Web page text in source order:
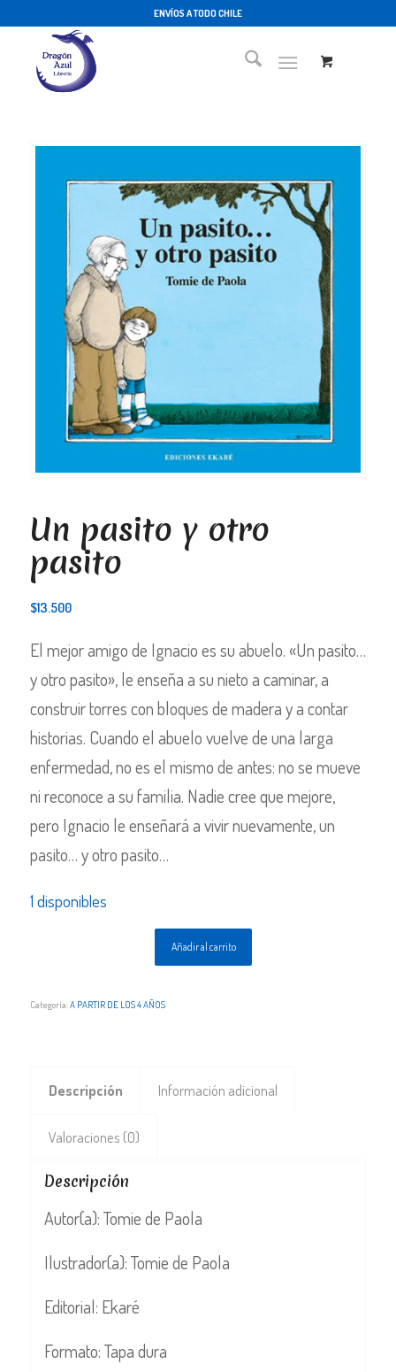
ENVÍOS A TODO CHILE
Un pasito y otro
pasito
$13.500
El mejor amigo de Ignacio es su abuelo. «Un pasito…
y otro pasito», le enseña a su nieto a caminar, a
construir torres con bloques de madera y a contar
historias. Cuando el abuelo vuelve de una larga
enfermedad, no es el mismo de antes: no se mueve
ni reconoce a su familia. Nadie cree que mejore,
pero Ignacio le enseñará a vivir nuevamente, un
pasito… y otro pasito…
1 disponibles
Añadir al carrito
Categoría:A PARTIR DE LOS 4 AÑOS
Descripción Información adicional
Valoraciones (0)
Descripción
Autor(a): Tomie de Paola
Ilustrador(a): Tomie de Paola
Editorial: Ekaré
Formato: Tapa dura